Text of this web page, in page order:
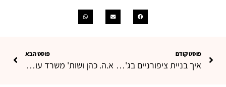
פוסט קודם
איך בניית ציפורניים בג'ל הפכה למקצוע מבוקש לנשים עצמאיות?
פוסט הבא
א.ה. כהן ושות' משרד עורכי דין שמתמחה בארנונה לעסקים